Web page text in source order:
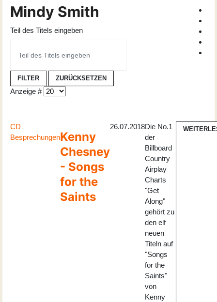
Mindy Smith
Teil des Titels eingeben
FILTER ZURÜCKSETZEN
Anzeige #
CD
BesprechungenKenny
Chesney
- Songs
for the
Saints
26.07.2018Die No.1
der
Billboard
Country
Airplay
Charts
"Get
Along"
gehört zu
den elf
neuen
Titeln auf
"Songs
for the
Saints"
von
Kenny